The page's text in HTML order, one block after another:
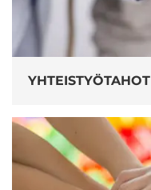
YHTEISTYÖTAHOT